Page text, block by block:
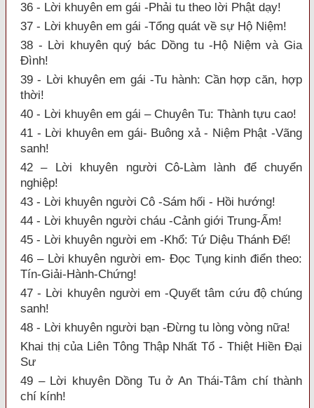
36 - Lời khuyên em gái -Phải tu theo lời Phật dạy!
37 - Lời khuyên em gái -Tổng quát về sự Hộ Niệm!
38 - Lời khuyên quý bác Dồng tu -Hộ Niệm và Gia
Đình!
39 - Lời khuyên em gái -Tu hành: Cần hợp căn, hợp
thời!
40 - Lời khuyên em gái – Chuyên Tu: Thành tựu cao!
41 - Lời khuyên em gái- Buông xả - Niệm Phật -Vãng
sanh!
42 – Lời khuyên người Cô-Làm lành để chuyển
nghiệp!
43 - Lời khuyên người Cô -Sám hối - Hồi hướng!
44 - Lời khuyên người cháu -Cảnh giới Trung-Ấm!
45 - Lời khuyên người em -Khổ: Tứ Diệu Thánh Đế!
46 – Lời khuyên người em- Đọc Tụng kinh điển theo:
Tín-Giải-Hành-Chứng!
47 - Lời khuyên người em -Quyết tâm cứu độ chúng
sanh!
48 - Lời khuyên người bạn -Đừng tu lòng vòng nữa!
Khai thị của Liên Tông Thập Nhất Tổ - Thiệt Hiền Đại
Sư
49 – Lời khuyên Dồng Tu ở An Thái-Tâm chí thành
chí kính!